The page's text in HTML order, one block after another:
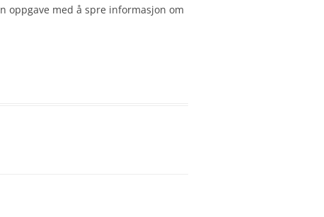
oppgave med å spre informasjon om